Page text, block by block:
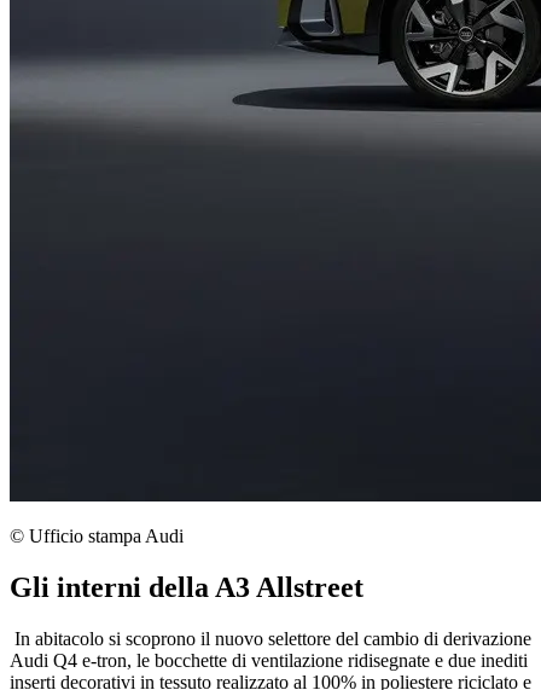
© Ufficio stampa Audi
Gli interni della A3 Allstreet
In abitacolo si scoprono il nuovo selettore del cambio di derivazione
Audi Q4 e-tron, le bocchette di ventilazione ridisegnate e due inediti
inserti decorativi in tessuto realizzato al 100% in poliestere riciclato e